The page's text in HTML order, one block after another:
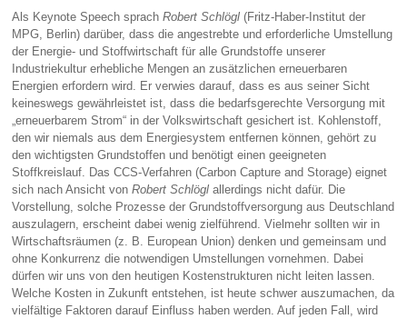
Als Keynote Speech sprachRobert Schlögl (Fritz-Haber-Institut der
MPG, Berlin) darüber, dass die angestrebte und erforderliche Umstellung
der Energie- und Stoffwirtschaft für alle Grundstoffe unserer
Industriekultur erhebliche Mengen an zusätzlichen erneuerbaren
Energien erfordern wird. Er verwies darauf, dass es aus seiner Sicht
keineswegs gewährleistet ist, dass die bedarfsgerechte Versorgung mit
„erneuerbarem Strom“ in der Volkswirtschaft gesichert ist. Kohlenstoff,
den wir niemals aus dem Energiesystem entfernen können, gehört zu
den wichtigsten Grundstoffen und benötigt einen geeigneten
Stoffkreislauf. Das CCS-Verfahren (Carbon Capture and Storage) eignet
sich nach Ansicht vonRobert Schlöglallerdings nicht dafür. Die
Vorstellung, solche Prozesse der Grundstoffversorgung aus Deutschland
auszulagern, erscheint dabei wenig zielführend. Vielmehr sollten wir in
Wirtschaftsräumen (z. B. European Union) denken und gemeinsam und
ohne Konkurrenz die notwendigen Umstellungen vornehmen. Dabei
dürfen wir uns von den heutigen Kostenstrukturen nicht leiten lassen.
Welche Kosten in Zukunft entstehen, ist heute schwer auszumachen, da
vielfältige Faktoren darauf Einfluss haben werden. Auf jeden Fall, wird